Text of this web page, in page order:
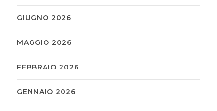
GIUGNO 2026
MAGGIO 2026
FEBBRAIO 2026
GENNAIO 2026